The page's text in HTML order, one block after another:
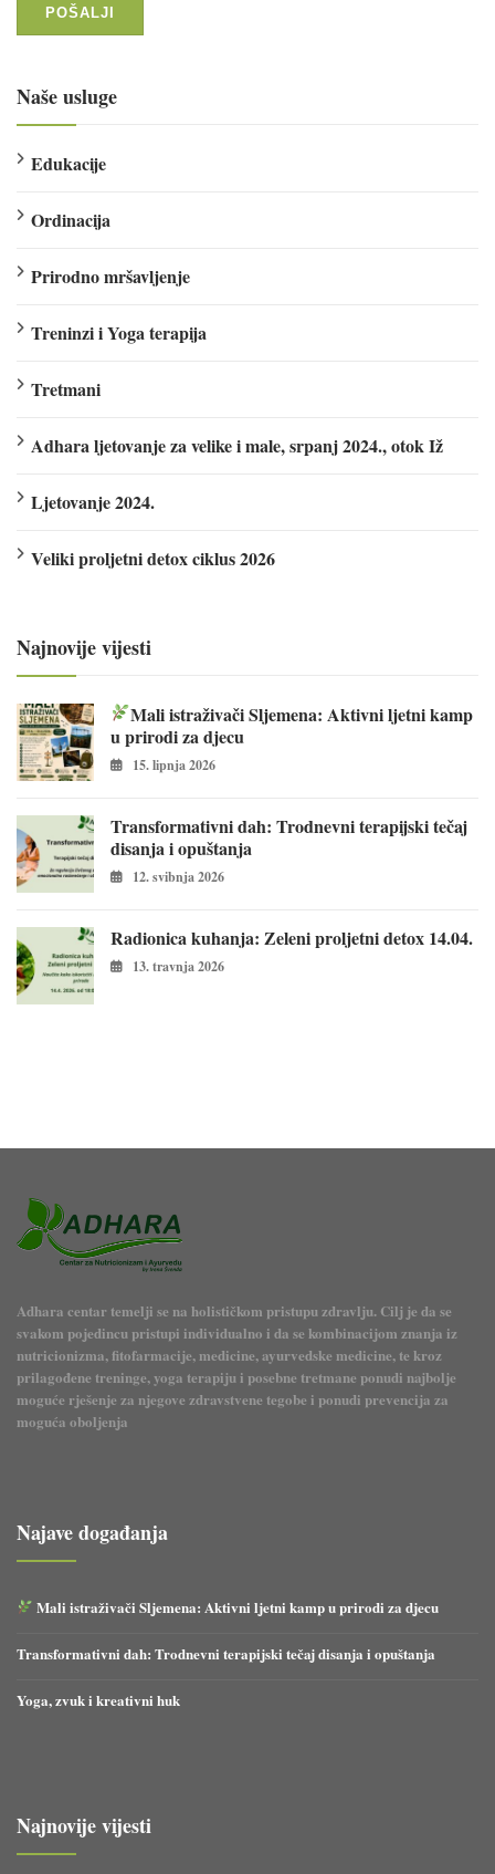
Naše usluge
Edukacije
Ordinacija
Prirodno mršavljenje
Treninzi i Yoga terapija
Tretmani
Adhara ljetovanje za velike i male, srpanj 2024., otok Iž
Ljetovanje 2024.
Veliki proljetni detox ciklus 2026
Najnovije vijesti
Mali istraživači Sljemena: Aktivni ljetni kamp
u prirodi za djecu
15. lipnja 2026
Transformativni dah: Trodnevni terapijski tečaj
disanja i opuštanja
12. svibnja 2026
Radionica kuhanja: Zeleni proljetni detox 14.04.
13. travnja 2026
Adhara centar temelji se na holističkom pristupu zdravlju. Cilj je da se
svakom pojedincu pristupi individualno i da se kombinacijom znanja iz
nutricionizma, fitofarmacije, medicine, ayurvedske medicine, te kroz
prilagođene treninge, yoga terapiju i posebne tretmane ponudi najbolje
moguće rješenje za njegove zdravstvene tegobe i ponudi prevencija za
moguća oboljenja
Najave događanja
Mali istraživači Sljemena: Aktivni ljetni kamp u prirodi za djecu
Transformativni dah: Trodnevni terapijski tečaj disanja i opuštanja
Yoga, zvuk i kreativni huk
Najnovije vijesti